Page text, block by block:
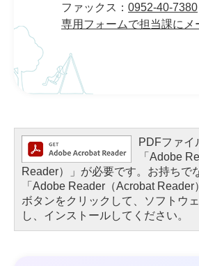
ファックス： 0952-40-7380
専用フォームで担当課にメ
PDFファイ
「Adobe
Reader）」が必要です。お持ちで
「Adobe Reader（Acrobat Reader
ボタンをクリックして、ソフトウ
し、インストールしてください。